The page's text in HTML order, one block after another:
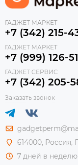
ГАДЖЕТ МАРКЕТ
+7 (342) 215-
ГАДЖЕТ МАРКЕТ
+7 (999) 126-
ГАДЖЕТ СЕРВИС
+7 (342) 205-
Заказать звонок
614000, Россия,
7 дней в неделю